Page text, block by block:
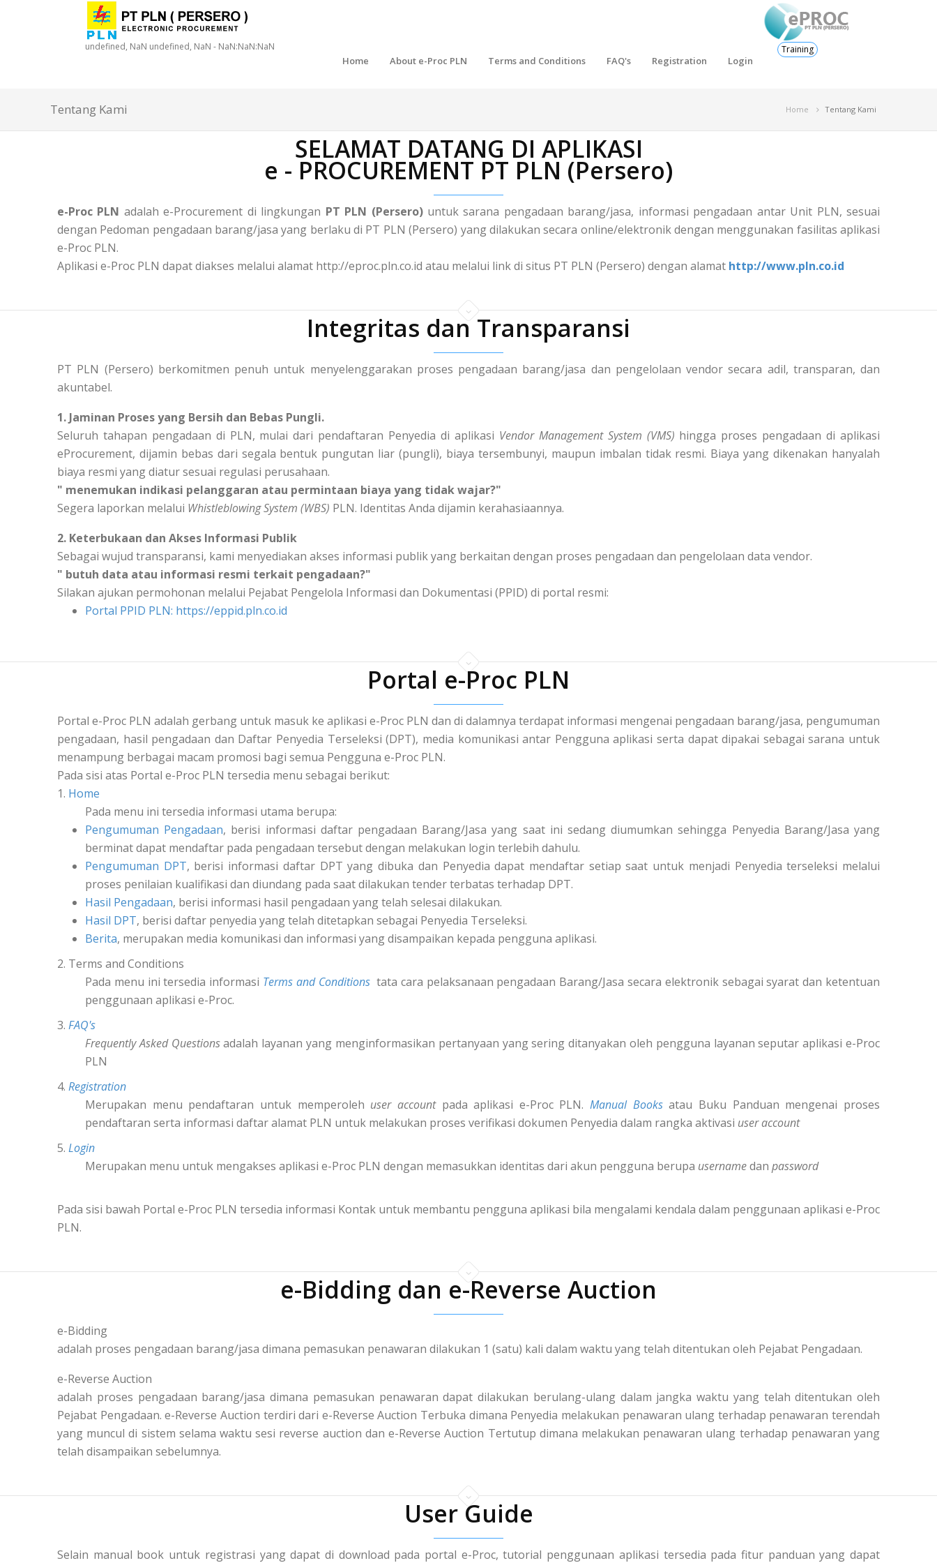
undefined, NaN undefined, NaN - NaN:NaN:NaN Training
Home About e-Proc PLN Terms and Conditions FAQ's Registration Login
Tentang Kami Home Tentang Kami
SELAMAT DATANG DI APLIKASI
e - PROCUREMENT PT PLN (Persero)
e-Proc PLN adalah e-Procurement di lingkungan PT PLN (Persero)untuk sarana pengadaan barang/jasa, informasi pengadaan antar Unit PLN, sesuai
dengan Pedoman pengadaan barang/jasa yang berlaku di PT PLN (Persero) yang dilakukan secara online/elektronik dengan menggunakan fasilitas aplikasi
e-Proc PLN.
Aplikasi e-Proc PLN dapat diakses melalui alamat http://eproc.pln.co.id atau melalui link di situs PT PLN (Persero) dengan alamat http://www.pln.co.id
Integritas dan Transparansi
PT PLN (Persero) berkomitmen penuh untuk menyelenggarakan proses pengadaan barang/jasa dan pengelolaan vendor secara adil, transparan, dan
akuntabel.
1. Jaminan Proses yang Bersih dan Bebas Pungli.
Seluruh tahapan pengadaan di PLN, mulai dari pendaftaran Penyedia di aplikasi Vendor Management System (VMS) hingga proses pengadaan di aplikasi
eProcurement, dijamin bebas dari segala bentuk pungutan liar (pungli), biaya tersembunyi, maupun imbalan tidak resmi. Biaya yang dikenakan hanyalah
biaya resmi yang diatur sesuai regulasi perusahaan.
" menemukan indikasi pelanggaran atau permintaan biaya yang tidak wajar?"
Segera laporkan melalui Whistleblowing System (WBS) PLN. Identitas Anda dijamin kerahasiaannya.
2. Keterbukaan dan Akses Informasi Publik
Sebagai wujud transparansi, kami menyediakan akses informasi publik yang berkaitan dengan proses pengadaan dan pengelolaan data vendor.
" butuh data atau informasi resmi terkait pengadaan?"
Silakan ajukan permohonan melalui Pejabat Pengelola Informasi dan Dokumentasi (PPID) di portal resmi:
Portal PPID PLN: https://eppid.pln.co.id
Portal e-Proc PLN
Portal e-Proc PLN adalah gerbang untuk masuk ke aplikasi e-Proc PLN dan di dalamnya terdapat informasi mengenai pengadaan barang/jasa, pengumuman
pengadaan, hasil pengadaan dan Daftar Penyedia Terseleksi (DPT), media komunikasi antar Pengguna aplikasi serta dapat dipakai sebagai sarana untuk
menampung berbagai macam promosi bagi semua Pengguna e-Proc PLN.
Pada sisi atas Portal e-Proc PLN tersedia menu sebagai berikut:
1. Home
Pada menu ini tersedia informasi utama berupa:
Pengumuman Pengadaan, berisi informasi daftar pengadaan Barang/Jasa yang saat ini sedang diumumkan sehingga Penyedia Barang/Jasa yang
berminat dapat mendaftar pada pengadaan tersebut dengan melakukan login terlebih dahulu.
Pengumuman DPT, berisi informasi daftar DPT yang dibuka dan Penyedia dapat mendaftar setiap saat untuk menjadi Penyedia terseleksi melalui
proses penilaian kualifikasi dan diundang pada saat dilakukan tender terbatas terhadap DPT.
Hasil Pengadaan, berisi informasi hasil pengadaan yang telah selesai dilakukan.
Hasil DPT, berisi daftar penyedia yang telah ditetapkan sebagai Penyedia Terseleksi.
Berita, merupakan media komunikasi dan informasi yang disampaikan kepada pengguna aplikasi.
2. Terms and Conditions
Pada menu ini tersedia informasi Terms and Conditionstata cara pelaksanaan pengadaan Barang/Jasa secara elektronik sebagai syarat dan ketentuan
penggunaan aplikasi e-Proc.
3. FAQ's
Frequently Asked Questionsadalah layanan yang menginformasikan pertanyaan yang sering ditanyakan oleh pengguna layanan seputar aplikasi e-Proc
PLN
4. Registration
Merupakan menu pendaftaran untuk memperoleh user accountpada aplikasi e-Proc PLN.Manual Booksatau Buku Panduan mengenai proses
pendaftaran serta informasi daftar alamat PLN untuk melakukan proses verifikasi dokumen Penyedia dalam rangka aktivasi user account
5. Login
Merupakan menu untuk mengakses aplikasi e-Proc PLN dengan memasukkan identitas dari akun pengguna berupa usernamedan password
Pada sisi bawah Portal e-Proc PLN tersedia informasi Kontak untuk membantu pengguna aplikasi bila mengalami kendala dalam penggunaan aplikasi e-Proc
PLN.
e-Bidding dan e-Reverse Auction
e-Bidding
adalah proses pengadaan barang/jasa dimana pemasukan penawaran dilakukan 1 (satu) kali dalam waktu yang telah ditentukan oleh Pejabat Pengadaan.
e-Reverse Auction
adalah proses pengadaan barang/jasa dimana pemasukan penawaran dapat dilakukan berulang-ulang dalam jangka waktu yang telah ditentukan oleh
Pejabat Pengadaan. e-Reverse Auction terdiri dari e-Reverse Auction Terbuka dimana Penyedia melakukan penawaran ulang terhadap penawaran terendah
yang muncul di sistem selama waktu sesi reverse auction dan e-Reverse Auction Tertutup dimana melakukan penawaran ulang terhadap penawaran yang
telah disampaikan sebelumnya.
User Guide
Selain manual book untuk registrasi yang dapat di download pada portal e-Proc, tutorial penggunaan aplikasi tersedia pada fitur panduan yang dapat